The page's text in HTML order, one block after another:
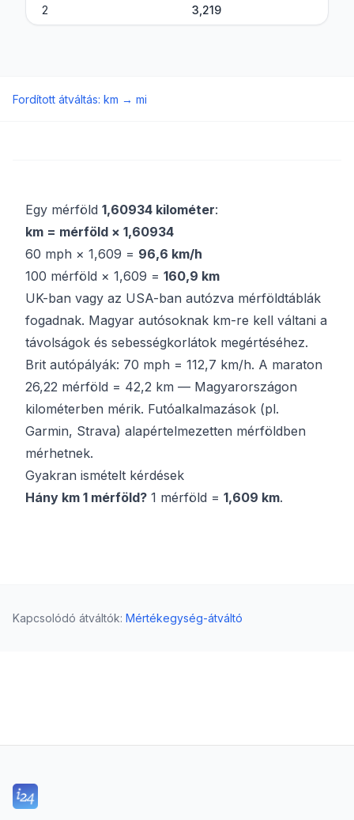
2 3,219
Fordított átváltás: km → mi
Egy mérföld 1,60934 kilométer:
km = mérföld × 1,60934
60 mph × 1,609 = 96,6 km/h
100 mérföld × 1,609 = 160,9 km
UK-ban vagy az USA-ban autózva mérföldtáblák
fogadnak. Magyar autósoknak km-re kell váltani a
távolságok és sebességkorlátok megértéséhez.
Brit autópályák: 70 mph = 112,7 km/h. A maraton
26,22 mérföld = 42,2 km — Magyarországon
kilométerben mérik. Futóalkalmazások (pl.
Garmin, Strava) alapértelmezetten mérföldben
mérhetnek.
Gyakran ismételt kérdések
Hány km 1 mérföld? 1 mérföld = 1,609 km.
Kapcsolódó átváltók: Mértékegység-átváltó